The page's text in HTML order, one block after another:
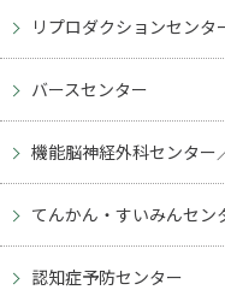
リプロダクションセンタ
バースセンター
機能脳神経外科センター
てんかん・すいみんセン
認知症予防センター